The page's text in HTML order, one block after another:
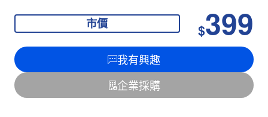
市價 $399
我有興趣
企業採購